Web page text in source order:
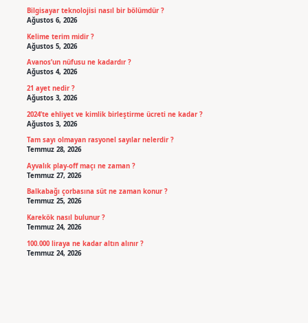
Bilgisayar teknolojisi nasıl bir bölümdür ?
Ağustos 6, 2026
Kelime terim midir ?
Ağustos 5, 2026
Avanos’un nüfusu ne kadardır ?
Ağustos 4, 2026
21 ayet nedir ?
Ağustos 3, 2026
2024’te ehliyet ve kimlik birleştirme ücreti ne kadar ?
Ağustos 3, 2026
Tam sayı olmayan rasyonel sayılar nelerdir ?
Temmuz 28, 2026
Ayvalık play-off maçı ne zaman ?
Temmuz 27, 2026
Balkabağı çorbasına süt ne zaman konur ?
Temmuz 25, 2026
Karekök nasıl bulunur ?
Temmuz 24, 2026
100.000 liraya ne kadar altın alınır ?
Temmuz 24, 2026